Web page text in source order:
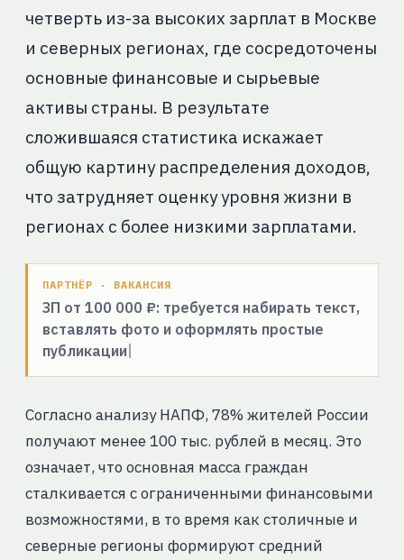
четверть из-за высоких зарплат в Москве
и северных регионах, где сосредоточены
основные финансовые и сырьевые
активы страны. В результате
сложившаяся статистика искажает
общую картину распределения доходов,
что затрудняет оценку уровня жизни в
регионах с более низкими зарплатами.
ПАРТНЁР · ВАКАНСИЯ
ЗП от 100 000 ₽: требуется набирать текст,
вставлять фото и оформлять простые
публикации
Согласно анализу НАПФ, 78% жителей России
получают менее 100 тыс. рублей в месяц. Это
означает, что основная масса граждан
сталкивается с ограниченными финансовыми
возможностями, в то время как столичные и
северные регионы формируют средний